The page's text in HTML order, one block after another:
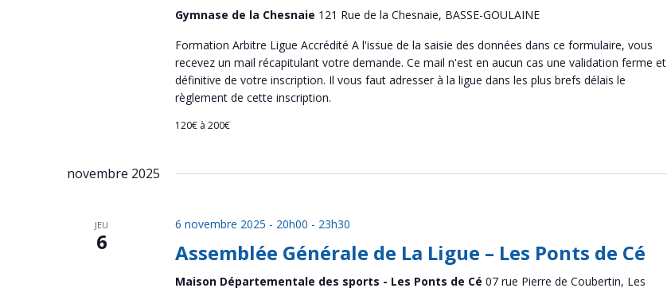
Gymnase de la Chesnaie 121 Rue de la Chesnaie, BASSE-GOULAINE
Formation Arbitre Ligue Accrédité A l'issue de la saisie des données dans ce formulaire, vous
recevez un mail récapitulant votre demande. Ce mail n'est en aucun cas une validation ferme et
définitive de votre inscription. Il vous faut adresser à la ligue dans les plus brefs délais le
règlement de cette inscription.
120€ à 200€
novembre 2025
JEU
6
6 novembre 2025 - 20h00 - 23h30
Assemblée Générale de La Ligue – Les Ponts de Cé
Maison Départementale des sports - Les Ponts de Cé 07 rue Pierre de Coubertin, Les